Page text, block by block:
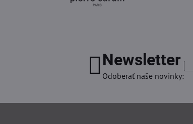
Newsletter
Odoberať naše novinky: